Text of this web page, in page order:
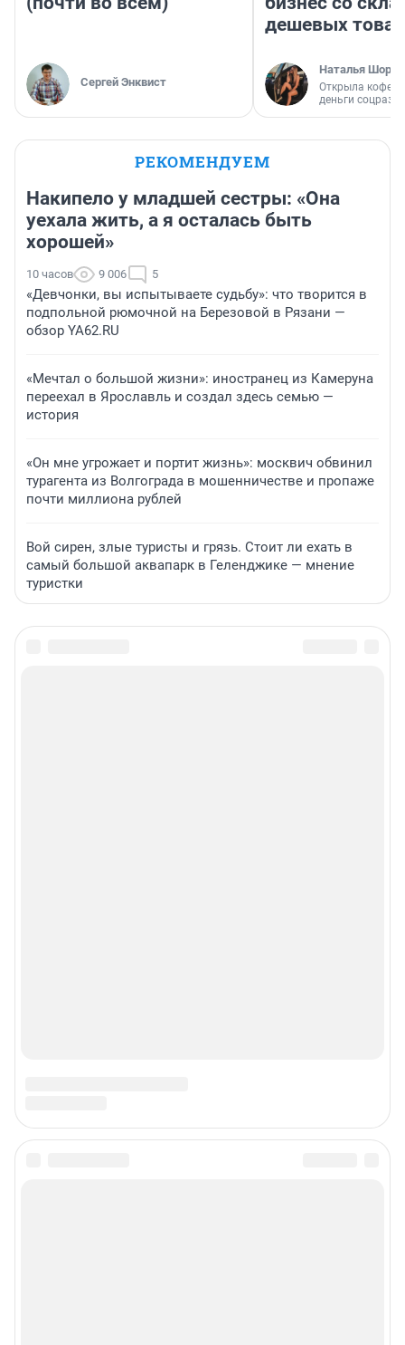
Сергей Энквист
дешевых
Наталья
Открыла
деньги
РЕКОМЕНДУЕМ
Накипело у младшей сестры: «Она
уехала жить, а я осталась быть
хорошей»
10 часов 9 006 5
«Девчонки, вы испытываете судьбу»: что творится в
подпольной рюмочной на Березовой в Рязани —
обзор YA62.RU
«Мечтал о большой жизни»: иностранец из Камеруна
переехал в Ярославль и создал здесь семью —
история
«Он мне угрожает и портит жизнь»: москвич обвинил
турагента из Волгограда в мошенничестве и пропаже
почти миллиона рублей
Вой сирен, злые туристы и грязь. Стоит ли ехать в
самый большой аквапарк в Геленджике — мнение
туристки